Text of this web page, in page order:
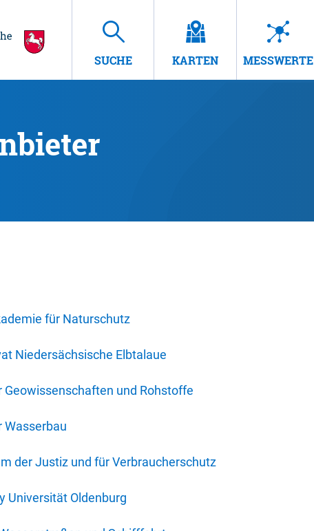
SUCHE KARTEN MESSWERTE
für Naturschutz
Niedersächsische Elbtalaue
Geowissenschaften und Rohstoffe
Wasserbau
der Justiz und für Verbraucherschutz
Universität Oldenburg